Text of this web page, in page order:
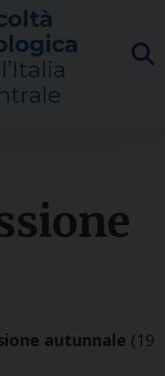
autunnale (19